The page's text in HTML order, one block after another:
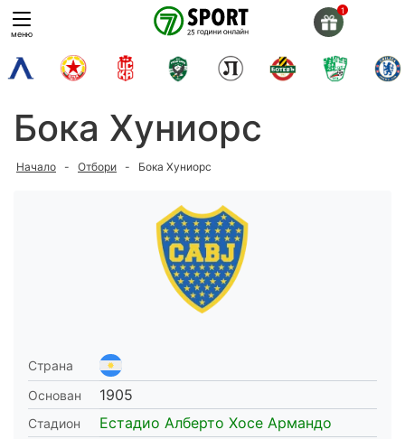
Skip
to
content
меню
Бока Хуниорс
Начало - Отбори - Бока Хуниорс
Страна
Основан
1905
Стадион Естадио Алберто Хосе Армандо